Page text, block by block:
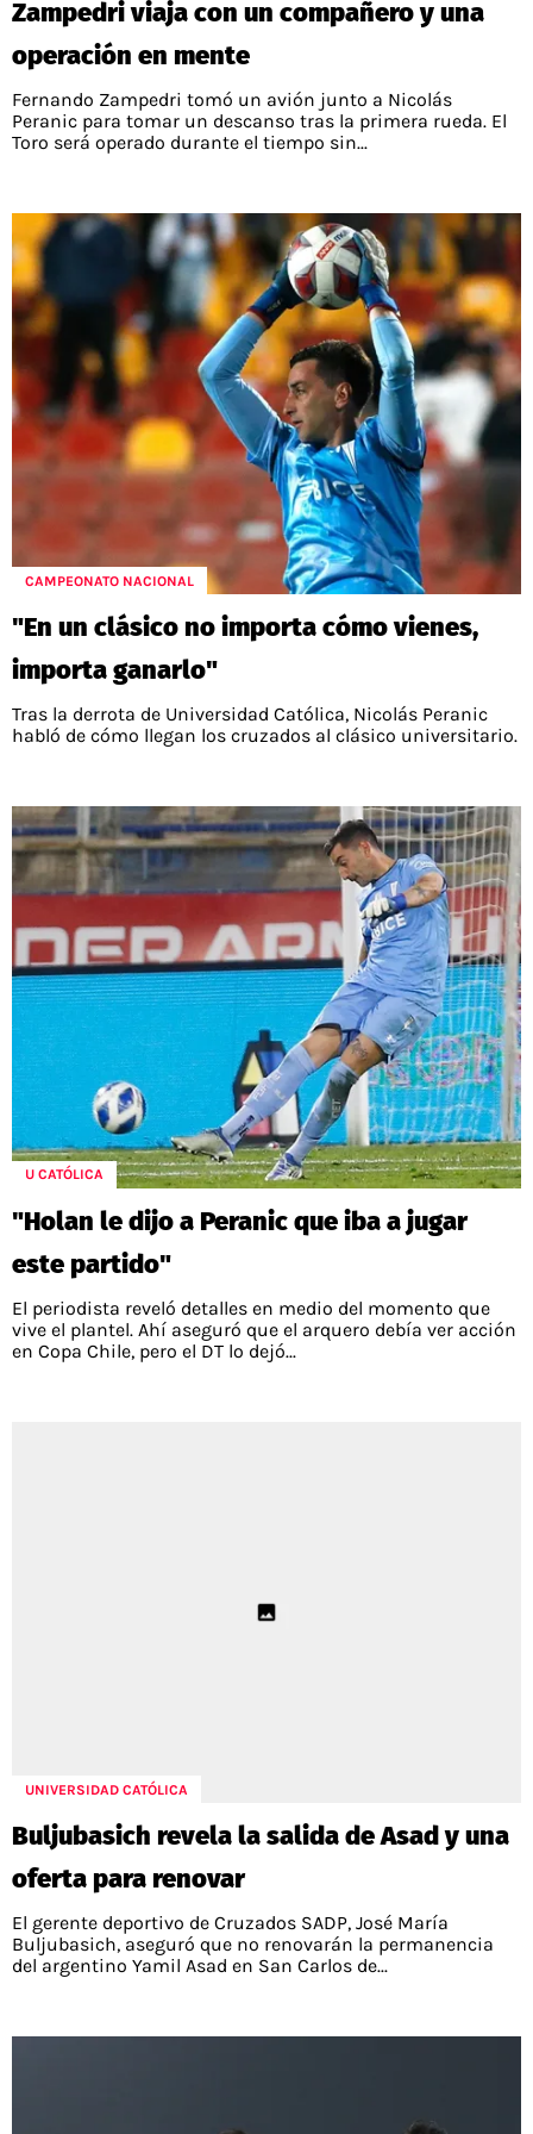
PALESTINO
UNION ESPAÑOLA
CAMPEONATO NACIONAL
GUÍAS
CÓDIGOS
PRONÓSTICOS
FÚTBOL INTERNACIONAL
COPA LIBERTADORES
COPA SUDAMERICANA
CHAMPIONS LEAGUE
EUROPA LEAGUE
SERIE A
LA LIGA
CHILENOS EN EL EXTERIOR
CHILENOS POR EL MUNDO
ALEXIS SANCHEZ
DARIO OSORIO
DAMIAN PIZARRO
MERCADO DE FICHAJES
TENIS
ELIMINATORIAS CONMEBOL
FEMENINO
QUIENES SOMOS
STAFF
AGENDA
POLÍTICAS DE PRIVACIDAD
POLÍTICA EDITORIAL
PUBLICIDAD / ADS
CONTACTO
AD CHOICES
ENTREVISTAS
SELECCIÓN CHILENA
COLO COLO
UNIVERSIDAD DE CHILE
UNIVERSIDAD CATÓLICA
CAMPEONATO NACIONAL
RESULTADOS
TABLA DE POSICIONES
APUESTAS
Términos y Condiciones
Políticas de Privacidad
Ad Choices
RedGol, al igual que Futbol Sites, es una
compañía perteneciente a Better Collective.
Todos los derechos reservados
Zampedri viaja con un compañero y una
operación en mente
Fernando Zampedri tomó un avión junto a Nicolás
Peranic para tomar un descanso tras la primera rueda. El
Toro será operado durante el tiempo sin...
CAMPEONATO NACIONAL
"En un clásico no importa cómo vienes,
importa ganarlo"
Tras la derrota de Universidad Católica, Nicolás Peranic
habló de cómo llegan los cruzados al clásico universitario.
U CATÓLICA
"Holan le dijo a Peranic que iba a jugar
este partido"
El periodista reveló detalles en medio del momento que
vive el plantel. Ahí aseguró que el arquero debía ver acción
en Copa Chile, pero el DT lo dejó...
UNIVERSIDAD CATÓLICA
Buljubasich revela la salida de Asad y una
oferta para renovar
El gerente deportivo de Cruzados SADP, José María
Buljubasich, aseguró que no renovarán la permanencia
del argentino Yamil Asad en San Carlos de...